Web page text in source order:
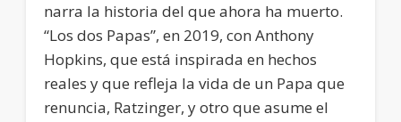
narra la historia del que ahora ha muerto.
“Los dos Papas”, en 2019, con Anthony
Hopkins, que está inspirada en hechos
reales y que refleja la vida de un Papa que
renuncia, Ratzinger, y otro que asume el